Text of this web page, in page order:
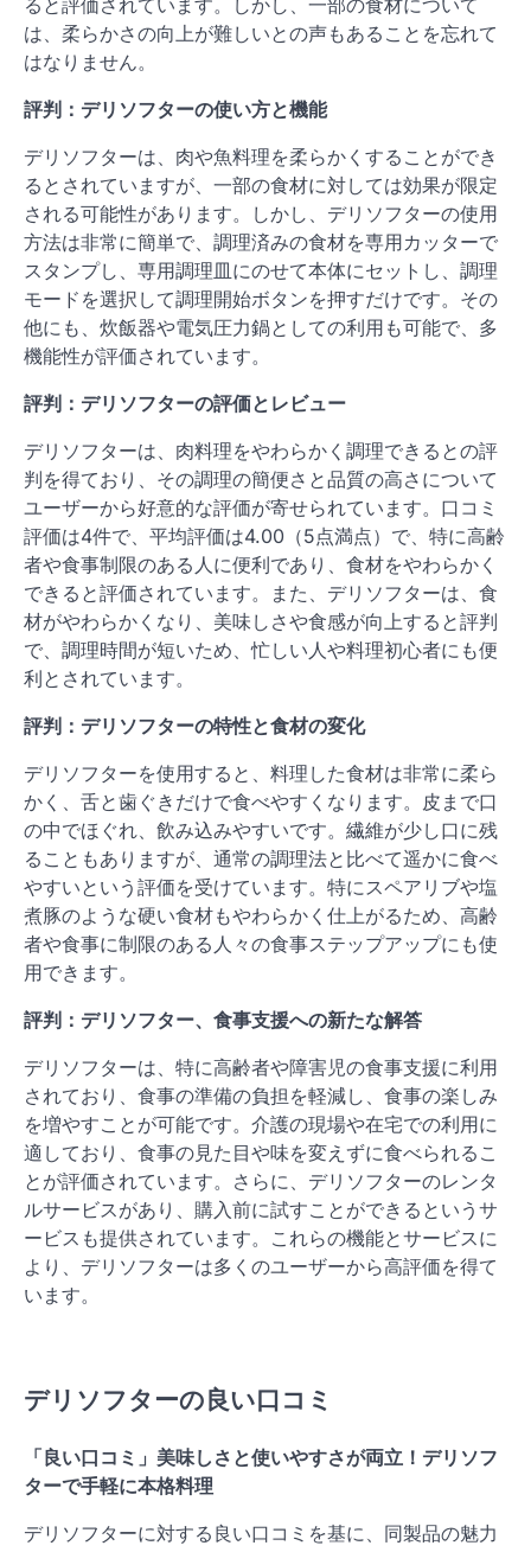
ると評価されています。しかし、一部の食材について
は、柔らかさの向上が難しいとの声もあることを忘れて
はなりません。
評判：デリソフターの使い方と機能
デリソフターは、肉や魚料理を柔らかくすることができ
るとされていますが、一部の食材に対しては効果が限定
される可能性があります。しかし、デリソフターの使用
方法は非常に簡単で、調理済みの食材を専用カッターで
スタンプし、専用調理皿にのせて本体にセットし、調理
モードを選択して調理開始ボタンを押すだけです。その
他にも、炊飯器や電気圧力鍋としての利用も可能で、多
機能性が評価されています。
評判：デリソフターの評価とレビュー
デリソフターは、肉料理をやわらかく調理できるとの評
判を得ており、その調理の簡便さと品質の高さについて
ユーザーから好意的な評価が寄せられています。口コミ
評価は4件で、平均評価は4.00（5点満点）で、特に高齢
者や食事制限のある人に便利であり、食材をやわらかく
できると評価されています。また、デリソフターは、食
材がやわらかくなり、美味しさや食感が向上すると評判
で、調理時間が短いため、忙しい人や料理初心者にも便
利とされています。
評判：デリソフターの特性と食材の変化
デリソフターを使用すると、料理した食材は非常に柔ら
かく、舌と歯ぐきだけで食べやすくなります。皮まで口
の中でほぐれ、飲み込みやすいです。繊維が少し口に残
ることもありますが、通常の調理法と比べて遥かに食べ
やすいという評価を受けています。特にスペアリブや塩
煮豚のような硬い食材もやわらかく仕上がるため、高齢
者や食事に制限のある人々の食事ステップアップにも使
用できます。
評判：デリソフター、食事支援への新たな解答
デリソフターは、特に高齢者や障害児の食事支援に利用
されており、食事の準備の負担を軽減し、食事の楽しみ
を増やすことが可能です。介護の現場や在宅での利用に
適しており、食事の見た目や味を変えずに食べられるこ
とが評価されています。さらに、デリソフターのレンタ
ルサービスがあり、購入前に試すことができるというサ
ービスも提供されています。これらの機能とサービスに
より、デリソフターは多くのユーザーから高評価を得て
います。
デリソフターの良い口コミ
「良い口コミ」美味しさと使いやすさが両立！デリソフ
ターで手軽に本格料理
デリソフターに対する良い口コミを基に、同製品の魅力